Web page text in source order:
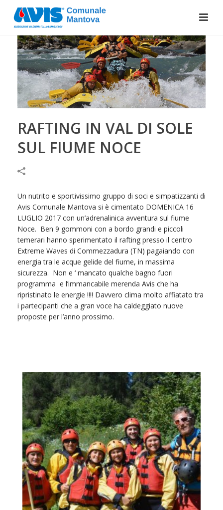
RAFTING IN VAL DI SOLE
SUL FIUME NOCE
Un nutrito e sportivissimo gruppo di soci e simpatizzanti di
Avis Comunale Mantova si è cimentato DOMENICA 16
LUGLIO 2017 con un’adrenalinica avventura sul fiume
Noce. Ben 9 gommoni con a bordo grandi e piccoli
temerari hanno sperimentato il rafting presso il centro
Extreme Waves di Commezzadura (TN) pagaiando con
energia tra le acque gelide del fiume, in massima
sicurezza. Non e ‘ mancato qualche bagno fuori
programma e l’immancabile merenda Avis che ha
ripristinato le energie !!!! Davvero clima molto affiatato tra
i partecipanti che a gran voce ha caldeggiato nuove
proposte per l’anno prossimo.